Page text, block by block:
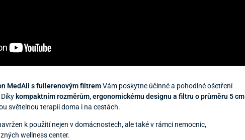
MedAll s fullerenovým filtremVám poskytne účinné a pohodlné ošetření
kompaktním rozměrům, ergonomickému designu a filtru o průměru 5 cm
světelnou terapii doma i na cestách.
k použití nejen v domácnostech, ale také v rámci nemocnic,
wellness center.